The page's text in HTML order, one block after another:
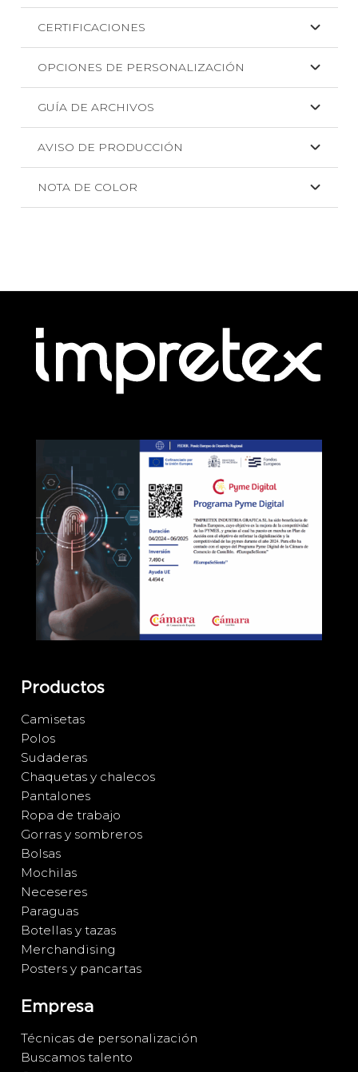
CERTIFICACIONES
OPCIONES DE PERSONALIZACIÓN
GUÍA DE ARCHIVOS
AVISO DE PRODUCCIÓN
NOTA DE COLOR
Productos
Camisetas
Polos
Sudaderas
Chaquetas y chalecos
Pantalones
Ropa de trabajo
Gorras y sombreros
Bolsas
Mochilas
Neceseres
Paraguas
Botellas y tazas
Merchandising
Posters y pancartas
Empresa
Técnicas de personalización
Buscamos talento